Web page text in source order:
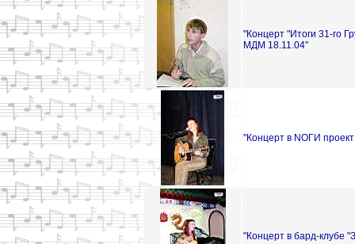
"Концерт "Итоги 31-го
МДМ 18.11.04"
"Концерт в NОГИ
"Концерт в бард-клубе